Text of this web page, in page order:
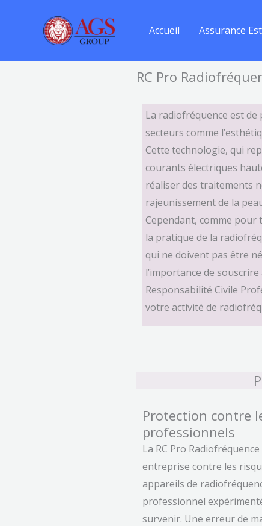
Accueil Assurance
RC Pro
La radiofréquence est de
secteurs comme
Cette technologie, qui
courants électriques
réaliser des traitements
rajeunissement de la
Cependant, comme
la pratique de la
qui ne doivent pas être
l’importance de
Responsabilité Civile
votre activité de
Protection contre
professionnels
La RC Pro
entreprise contre les
appareils de
professionnel
survenir. Une erreur de